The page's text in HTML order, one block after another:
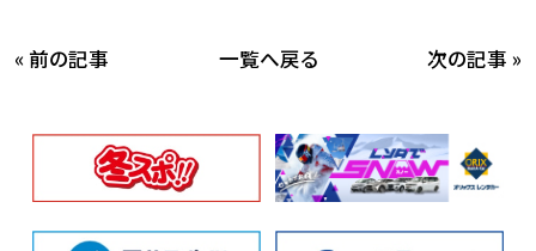
« 前の記事 次の記事 »
一覧へ戻る